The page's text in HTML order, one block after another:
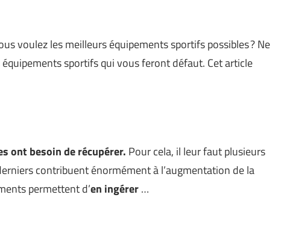
voulez les meilleurs équipements sportifs possibles ? Ne
sportifs qui vous feront défaut. Cet article
ont besoin de récupérer. Pour cela, il leur faut plusieurs
contribuent énormément à l’augmentation de la
permettent d’en ingérer…